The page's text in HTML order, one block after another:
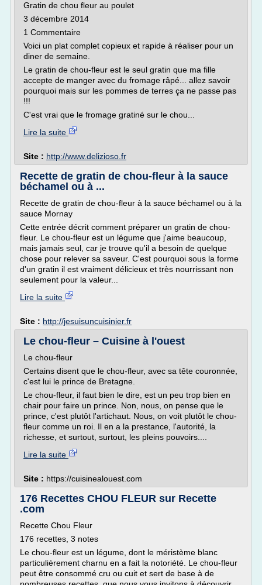
Gratin de chou fleur au poulet
3 décembre 2014
1 Commentaire
Voici un plat complet copieux et rapide à réaliser pour un
diner de semaine.
Le gratin de chou-fleur est le seul gratin que ma fille
accepte de manger avec du fromage râpé... allez savoir
pourquoi mais sur les pommes de terres ça ne passe pas
!!!
C'est vrai que le fromage gratiné sur le chou...
Lire la suite
Site : http://www.delizioso.fr
Recette de gratin de chou-fleur à la sauce
béchamel ou à ...
Recette de gratin de chou-fleur à la sauce béchamel ou à la
sauce Mornay
Cette entrée décrit comment préparer un gratin de chou-
fleur. Le chou-fleur est un légume que j'aime beaucoup,
mais jamais seul, car je trouve qu'il a besoin de quelque
chose pour relever sa saveur. C'est pourquoi sous la forme
d'un gratin il est vraiment délicieux et très nourrissant non
seulement pour la valeur...
Lire la suite
Site : http://jesuisuncuisinier.fr
Le chou-fleur – Cuisine à l'ouest
Le chou-fleur
Certains disent que le chou-fleur, avec sa tête couronnée,
c'est lui le prince de Bretagne.
Le chou-fleur, il faut bien le dire, est un peu trop bien en
chair pour faire un prince. Non, nous, on pense que le
prince, c'est plutôt l'artichaut. Nous, on voit plutôt le chou-
fleur comme un roi. Il en a la prestance, l'autorité, la
richesse, et surtout, surtout, les pleins pouvoirs....
Lire la suite
Site : https://cuisinealouest.com
176 Recettes CHOU FLEUR sur Recette
.com
Recette Chou Fleur
176 recettes, 3 notes
Le chou-fleur est un légume, dont le méristème blanc
particulièrement charnu en a fait la notoriété. Le chou-fleur
peut être consommé cru ou cuit et sert de base à de